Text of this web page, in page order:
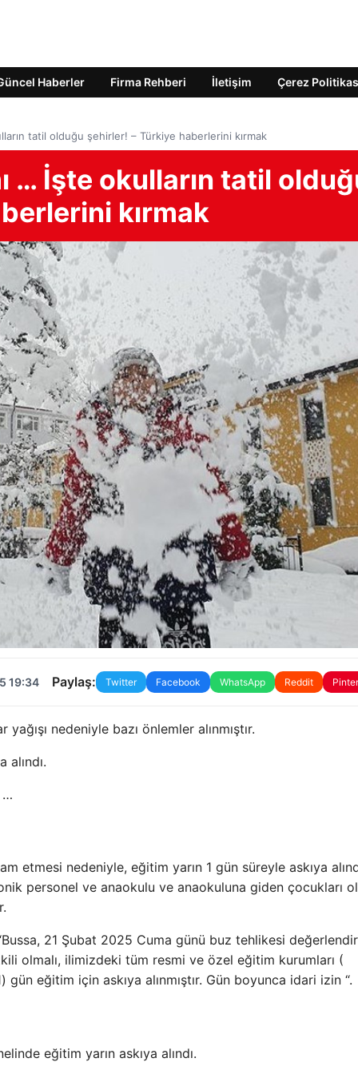
Haberler Firma Rehberi İletişim Çerez
tatil olduğu şehirler! – Türkiye haberlerini kırmak
… İşte okulların tatil
kırmak
19:34 Paylaş: Twitter Facebook WhatsApp Reddit
nedeniyle bazı önlemler alınmıştır.
…
etmesi nedeniyle, eğitim yarın 1 gün süreyle askıya
personel ve anaokulu ve anaokuluna giden çocukları
21 Şubat 2025 Cuma günü buz tehlikesi
olmalı, ilimizdeki tüm resmi ve özel eğitim kurumları (
eğitim için askıya alınmıştır. Gün boyunca idari izin “.
eğitim yarın askıya alındı.